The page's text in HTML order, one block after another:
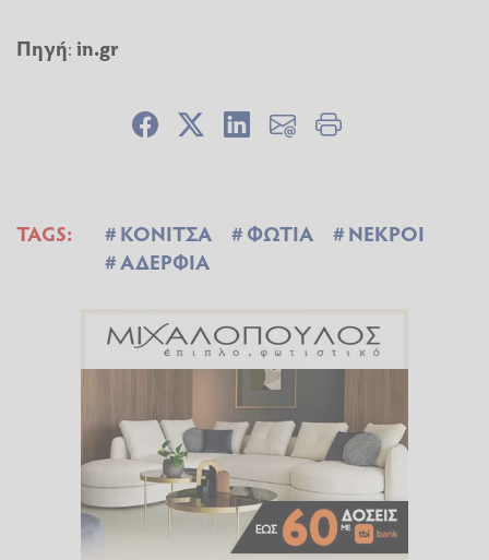
Πηγή:in.gr
TAGS: ΚΟΝΙΤΣΑ ΦΩΤΙΑ
ΝΕΚΡΟΙ
ΑΔΕΡΦΙΑ